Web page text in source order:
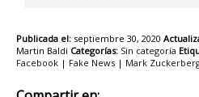
Publicada el: septiembre 30, 2020
Martin Baldi Categorías: Sin categoría
Facebook | Fake News | Mark